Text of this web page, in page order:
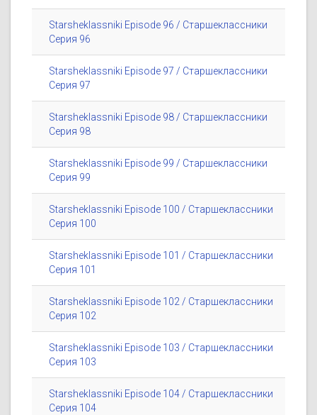
Starsheklassniki Episode 96 / Старшеклассники
Серия 96
Starsheklassniki Episode 97 / Старшеклассники
Серия 97
Starsheklassniki Episode 98 / Старшеклассники
Серия 98
Starsheklassniki Episode 99 / Старшеклассники
Серия 99
Starsheklassniki Episode 100 / Старшеклассники
Серия 100
Starsheklassniki Episode 101 / Старшеклассники
Серия 101
Starsheklassniki Episode 102 / Старшеклассники
Серия 102
Starsheklassniki Episode 103 / Старшеклассники
Серия 103
Starsheklassniki Episode 104 / Старшеклассники
Серия 104